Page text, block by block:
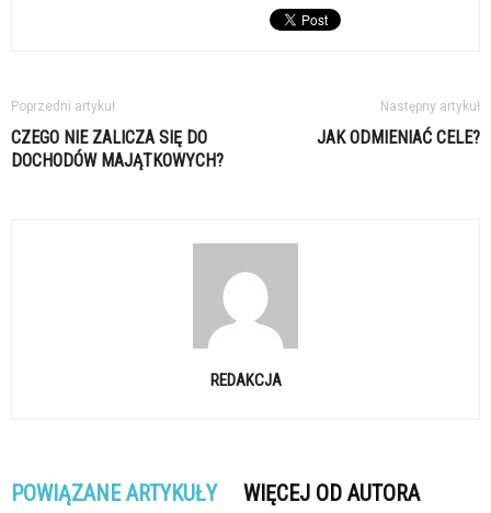
Poprzedni artykuł
CZEGO NIE ZALICZA SIĘ DO
DOCHODÓW MAJĄTKOWYCH?
Następny artykuł
JAK ODMIENIAĆ CELE?
REDAKCJA
POWIĄZANE ARTYKUŁY WIĘCEJ OD AUTORA